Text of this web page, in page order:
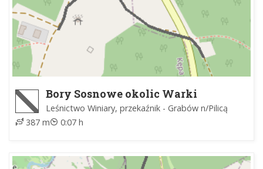
Bory Sosnowe okolic Warki
Leśnictwo Winiary, przekaźnik - Grabów n/Pilicą
387 m
0:07 h